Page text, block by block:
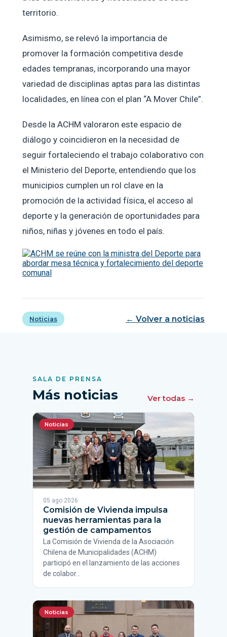
territorio.
Asimismo, se relevó la importancia de
promover la formación competitiva desde
edades tempranas, incorporando una mayor
variedad de disciplinas aptas para las distintas
localidades, en línea con el plan “A Mover Chile”.
Desde la ACHM valoraron este espacio de
diálogo y coincidieron en la necesidad de
seguir fortaleciendo el trabajo colaborativo con
el Ministerio del Deporte, entendiendo que los
municipios cumplen un rol clave en la
promoción de la actividad física, el acceso al
deporte y la generación de oportunidades para
niños, niñas y jóvenes en todo el país.
Noticias ← Volver a noticias
SALA DE PRENSA
Más noticias Ver todas →
Noticias
05 ago 2026
Comisión de Vivienda impulsa
nuevas herramientas para la
gestión de campamentos
La Comisión de Vivienda de la Asociación
Chilena de Municipalidades (ACHM)
participó en el lanzamiento de las acciones
de colabor…
Noticias